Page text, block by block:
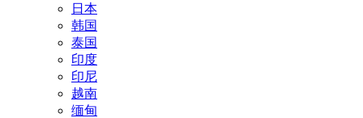
日本
韩国
泰国
印度
印尼
越南
缅甸